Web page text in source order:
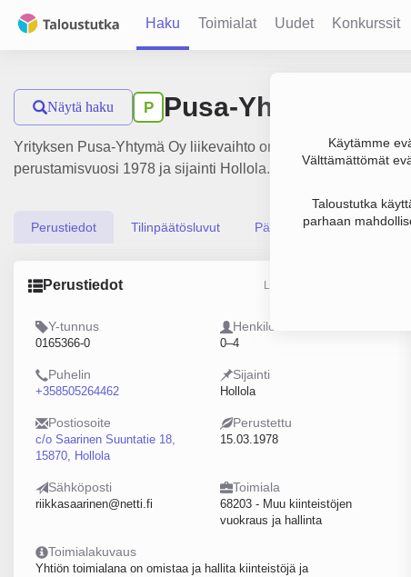
Haku Toimialat Uudet Konkurssit
Käytämme
Välttämättömät
Taloustutka
parhaan
Näytä haku P Pusa-Yhtymä Oy
Yrityksen Pusa-Yhtymä Oy liikevaihto on 317 000 €, tulos
perustamisvuosi 1978 ja sijainti Hollola. Yrityksen
Perustiedot Tilinpäätösluvut Päättäjätiedot
Perustiedot Lähde: YTJ, PRH, Traficom
Y-tunnus
0165366-0
Henkilöstömäärä
0–4
Puhelin
+358505264462
Sijainti
Hollola
Postiosoite
c/o Saarinen Suuntatie 18,
15870, Hollola
Perustettu
15.03.1978
Sähköposti
riikkasaarinen@netti.fi
Toimiala
68203 - Muu kiinteistöjen
vuokraus ja hallinta
Toimialakuvaus
Yhtiön toimialana on omistaa ja hallita kiinteistöjä ja